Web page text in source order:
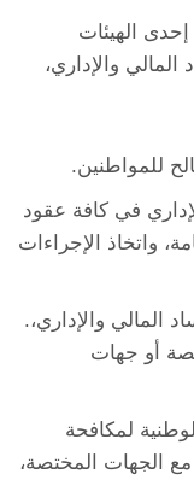
الهيئات
والإداري،
للمواطنين.
في كافة عقود
واتخاذ الإجراءات
المالي والإداري،.
أو جهات
لمكافحة
مع الجهات المختصة،